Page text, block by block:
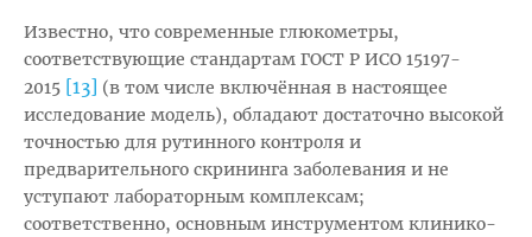
Известно, что современные глюкометры,
соответствующие стандартам ГОСТ Р ИСО 15197-
2015 [13] (в том числе включённая в настоящее
исследование модель), обладают достаточно высокой
точностью для рутинного контроля и
предварительного скрининга заболевания и не
уступают лабораторным комплексам;
соответственно, основным инструментом клинико-